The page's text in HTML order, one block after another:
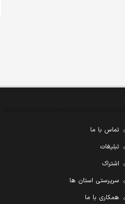
تماس با ما
تبلیغات
اشتراک
سرپرستی استان ها
همکاری با ما